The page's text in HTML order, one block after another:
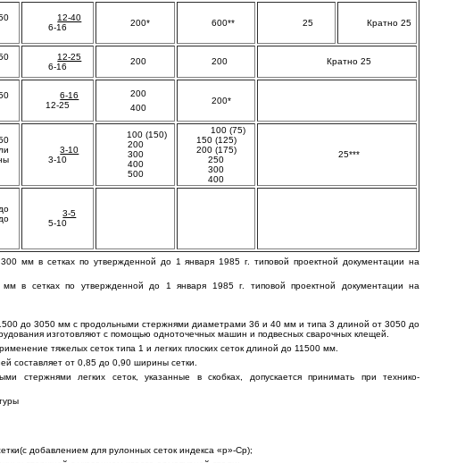
12-40
6-16
200* 600** 25 Кратно 25
12-25
6-16
200 200 Кратно 25
6-16
12-25
200
400
200*
3-10
3-10
100 (150)
200
300
400
500
100 (75)
150 (125)
200 (175)
250
300
400
25***
3-5
5-10
мм в сетках по утвержденной до 1 января 1985 г. типовой проектной документации на
в сетках по утвержденной до 1 января 1985 г. типовой проектной документации на
до 3050 мм с продольными стержнями диаметрами 36 и 40 мм и типа 3 длиной от 3050 до
изготовляют с помощью одноточечных машин и подвесных сварочных клещей.
тяжелых сеток типа 1 и легких плоских сеток длиной до 11500 мм.
составляет от 0,85 до 0,90 ширины сетки.
стержнями легких сеток, указанные в скобках, допускается принимать при технико-
добавлением для рулонных сеток индекса «р»-Ср);